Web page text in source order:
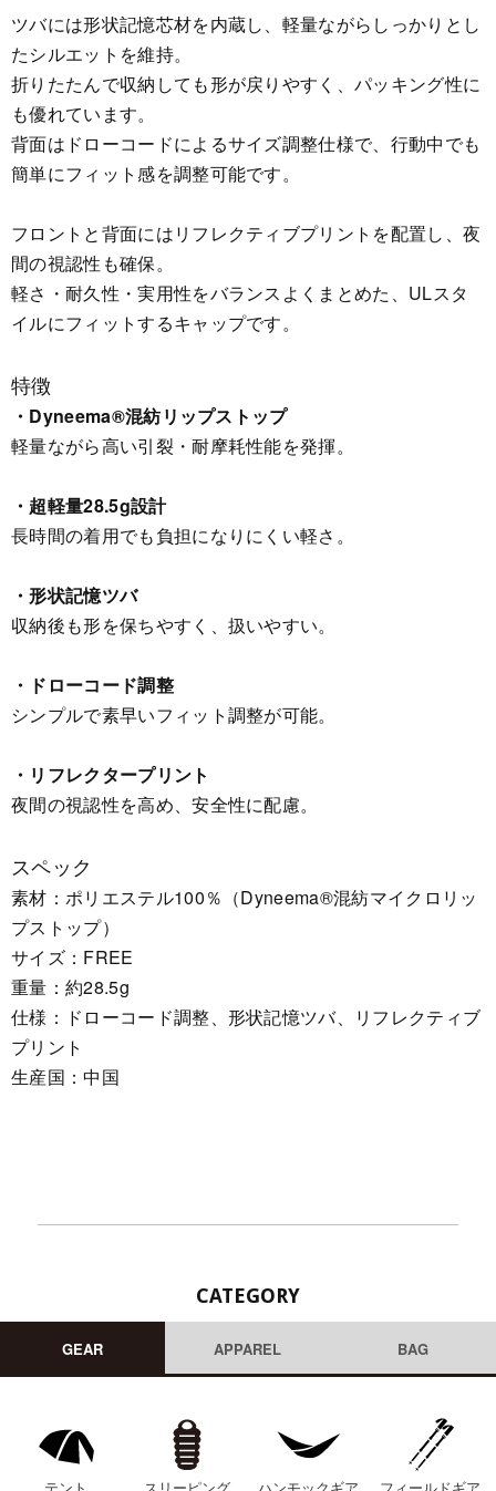
ツバには形状記憶芯材を内蔵し、軽量ながらしっかりとし
たシルエットを維持。
折りたたんで収納しても形が戻りやすく、パッキング性に
も優れています。
背面はドローコードによるサイズ調整仕様で、行動中でも
簡単にフィット感を調整可能です。
フロントと背面にはリフレクティブプリントを配置し、夜
間の視認性も確保。
軽さ・耐久性・実用性をバランスよくまとめた、ULスタ
イルにフィットするキャップです。
特徴
・Dyneema®混紡リップストップ
軽量ながら高い引裂・耐摩耗性能を発揮。
・超軽量28.5g設計
長時間の着用でも負担になりにくい軽さ。
・形状記憶ツバ
収納後も形を保ちやすく、扱いやすい。
・ドローコード調整
シンプルで素早いフィット調整が可能。
・リフレクタープリント
夜間の視認性を高め、安全性に配慮。
スペック
素材：ポリエステル100％（Dyneema®混紡マイクロリッ
プストップ）
サイズ：FREE
重量：約28.5g
仕様：ドローコード調整、形状記憶ツバ、リフレクティブ
プリント
生産国：中国
CATEGORY
GEAR APPAREL BAG